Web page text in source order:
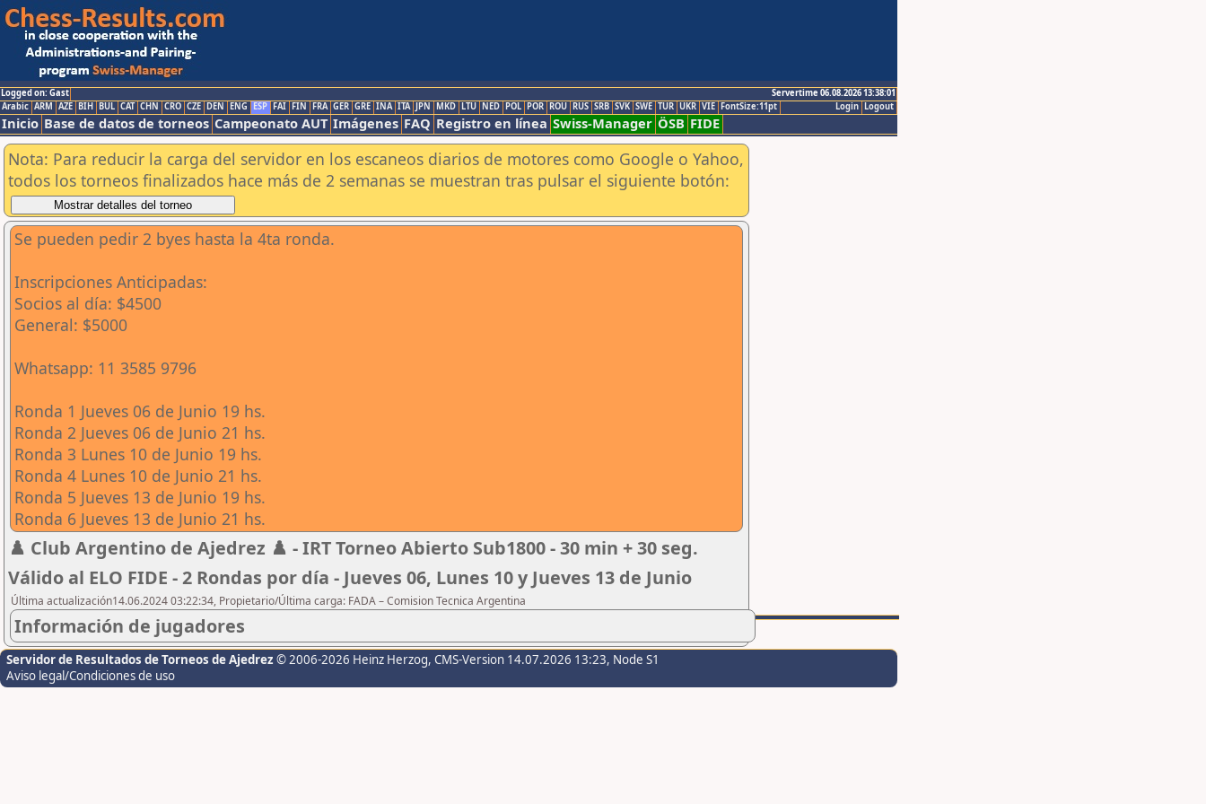
Logged on: Gast
Servertime 06.08.2026 13:38:01
Logout
Login
Arabic ARM AZE BIH BUL CAT CHN CRO CZE DEN ENG ESP FAI FIN FRA GER GRE INA ITA JPN MKD LTU NED POL POR ROU RUS SRB SVK SWE TUR UKR VIE FontSize:11pt
Inicio Base de datos de torneos Campeonato AUT Imágenes FAQ Registro en línea Swiss-Manager ÖSB FIDE
Nota: Para reducir la carga del servidor en los escaneos diarios de motores como Google o Yahoo,
todos los torneos finalizados hace más de 2 semanas se muestran tras pulsar el siguiente botón:
Se pueden pedir 2 byes hasta la 4ta ronda.
Inscripciones Anticipadas:
Socios al día: $4500
General: $5000
Whatsapp: 11 3585 9796
Ronda 1 Jueves 06 de Junio 19 hs.
Ronda 2 Jueves 06 de Junio 21 hs.
Ronda 3 Lunes 10 de Junio 19 hs.
Ronda 4 Lunes 10 de Junio 21 hs.
Ronda 5 Jueves 13 de Junio 19 hs.
Ronda 6 Jueves 13 de Junio 21 hs.
♟️ Club Argentino de Ajedrez ♟️ - IRT Torneo Abierto Sub1800 - 30 min + 30 seg.
Válido al ELO FIDE - 2 Rondas por día - Jueves 06, Lunes 10 y Jueves 13 de Junio
Última actualización14.06.2024 03:22:34, Propietario/Última carga: FADA – Comision Tecnica Argentina
Información de jugadores
Servidor de Resultados de Torneos de Ajedrez © 2006-2026 Heinz Herzog, CMS-Version 14.07.2026 13:23, Node S1
Aviso legal/Condiciones de uso